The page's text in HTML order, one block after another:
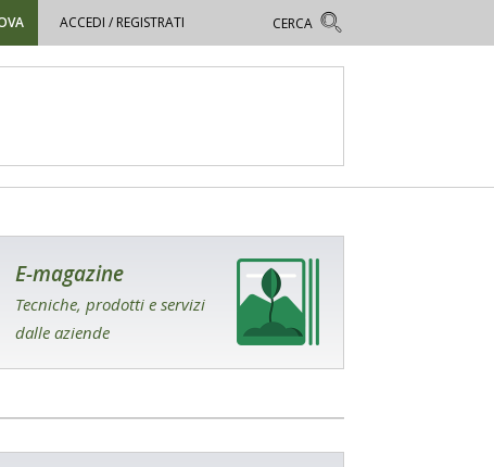
ACCEDI / REGISTRATI
E-magazine
Tecniche, prodotti e servizi
dalle aziende